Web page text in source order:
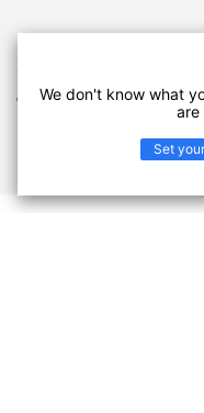
Відвідайте розділ з
завантажити
для колекції GLOBAL
ПЕРЕЙТИ У РОЗДІЛ
We don't know what
are
Set